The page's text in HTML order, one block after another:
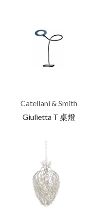
Catellani & Smith
Giulietta T 桌燈